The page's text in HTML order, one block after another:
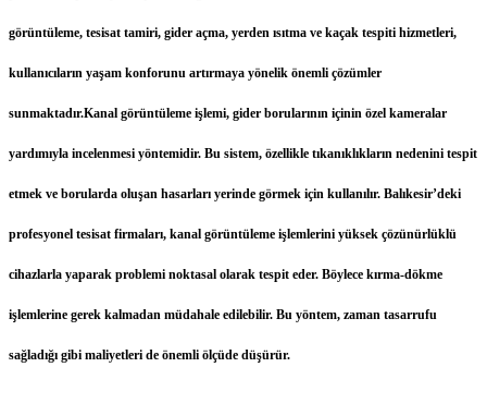
görüntüleme, tesisat tamiri, gider açma, yerden ısıtma ve kaçak tespiti hizmetleri,
kullanıcıların yaşam konforunu artırmaya yönelik önemli çözümler
sunmaktadır.Kanal görüntüleme işlemi, gider borularının içinin özel kameralar
yardımıyla incelenmesi yöntemidir. Bu sistem, özellikle tıkanıklıkların nedenini tespit
etmek ve borularda oluşan hasarları yerinde görmek için kullanılır. Balıkesir’deki
profesyonel tesisat firmaları, kanal görüntüleme işlemlerini yüksek çözünürlüklü
cihazlarla yaparak problemi noktasal olarak tespit eder. Böylece kırma-dökme
işlemlerine gerek kalmadan müdahale edilebilir. Bu yöntem, zaman tasarrufu
sağladığı gibi maliyetleri de önemli ölçüde düşürür.